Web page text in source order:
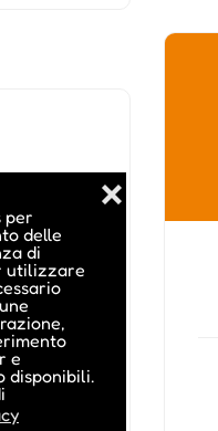
per
delle
di
utilizzare
e
disponibili.
❌